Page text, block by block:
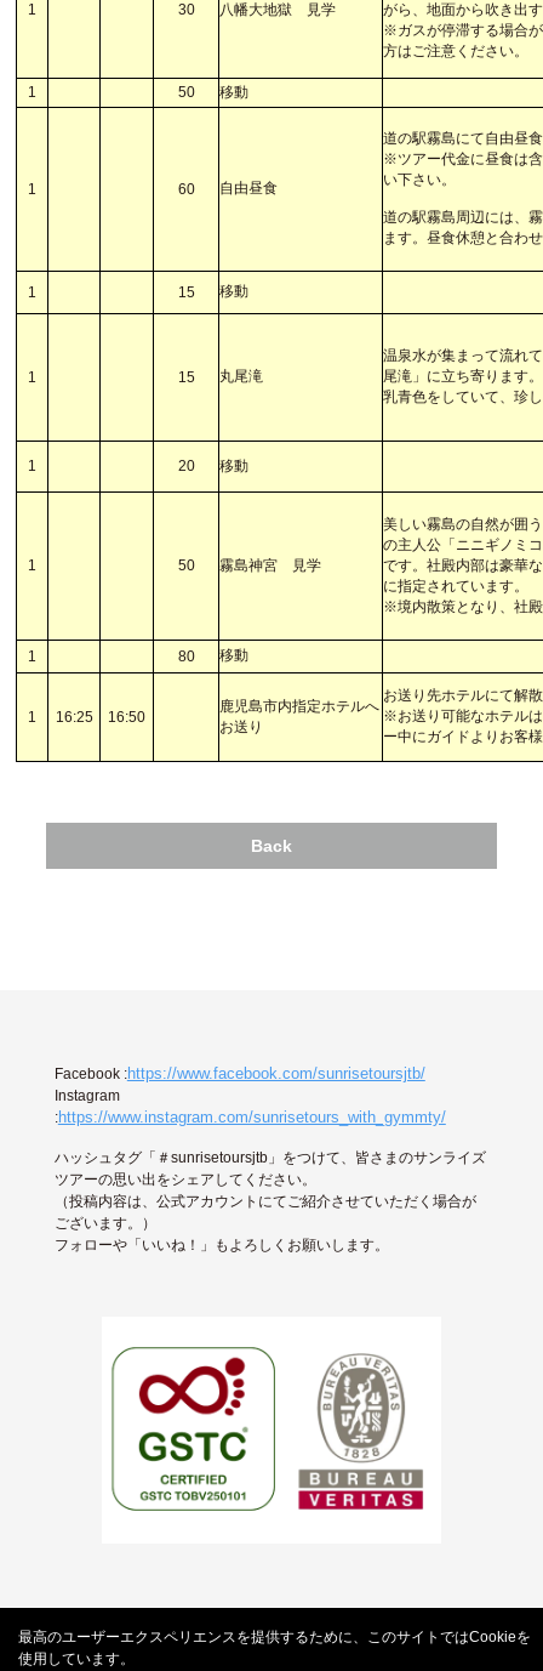
1 30 八幡大地獄 見学
がら、地面から吹き出
※ガスが停滞する場合
方はご注意ください。
1 50 移動
1 60 自由昼食
道の駅霧島にて自由昼
※ツアー代金に昼食は
い下さい。
道の駅霧島周辺には、
ます。昼食休憩と合わ
1 15 移動
1 15 丸尾滝
温泉水が集まって流れ
尾滝」に立ち寄ります
乳青色をしていて、珍
1 20 移動
1 50 霧島神宮 見学
美しい霧島の自然が囲
の主人公「ニニギノミ
です。社殿内部は豪華
に指定されています。
※境内散策となり、社
1 80 移動
1 16:25 16:50
鹿児島市内指定ホテルへ
お送り
お送り先ホテルにて解散
※お送り可能なホテル
ー中にガイドよりお客
Back
最高のユーザーエクスペリエンスを提供するために、このサイトではCookieを
使用しています。
Facebook :https://www.facebook.com/sunrisetoursjtb/
Instagram
:https://www.instagram.com/sunrisetours_with_gymmty/
ハッシュタグ「＃sunrisetoursjtb」をつけて、皆さまのサンライズ
ツアーの思い出をシェアしてください。
（投稿内容は、公式アカウントにてご紹介させていただく場合が
ございます。）
フォローや「いいね！」もよろしくお願いします。